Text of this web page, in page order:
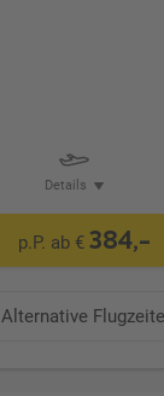
Details
p.P. ab €384,-
Alternative